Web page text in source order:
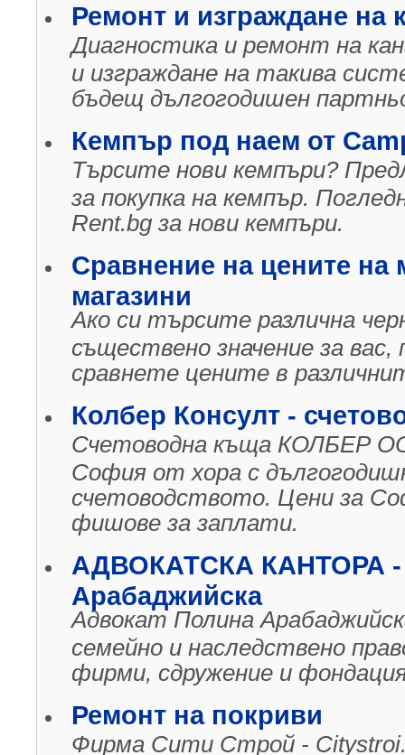
Ремонт и изграждане на
Диагностика и ремонт на
и изграждане на такива
бъдещ дългогодишен
Кемпър под наем от
Търсите нови кемпъри?
за покупка на кемпър.
Rent.bg за нови кемпъри.
Сравнение на цените
магазини
Ако си търсите различна
съществено значение за
сравнете цените в
Колбер Консулт -
Счетоводна къща КОЛБЕР
София от хора с
счетоводството. Цени за
фишове за заплати.
АДВОКАТСКА КАНТОРА -
Арабаджийска
Адвокат Полина
семейно и наследствено
фирми, сдружение и
Ремонт на покриви
Фирма Сити Строй -